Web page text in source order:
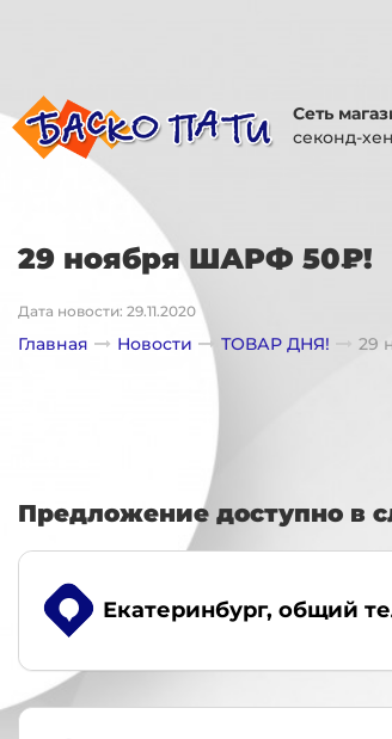
Сеть
секонд-
29 ноября ШАРФ 50₽!
Дата новости: 29.11.2020
Главная Новости ТОВАР ДНЯ! 29
Предложение доступно в
Екатеринбург, общий